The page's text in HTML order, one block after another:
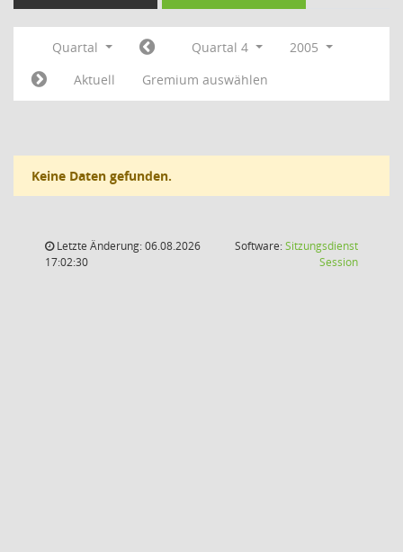
Quartal Quartal 4
2005
Aktuell
Gremium auswählen
Keine Daten gefunden.
Letzte Änderung: 06.08.2026
17:02:30
Software:Sitzungsdienst
Session(Wird in